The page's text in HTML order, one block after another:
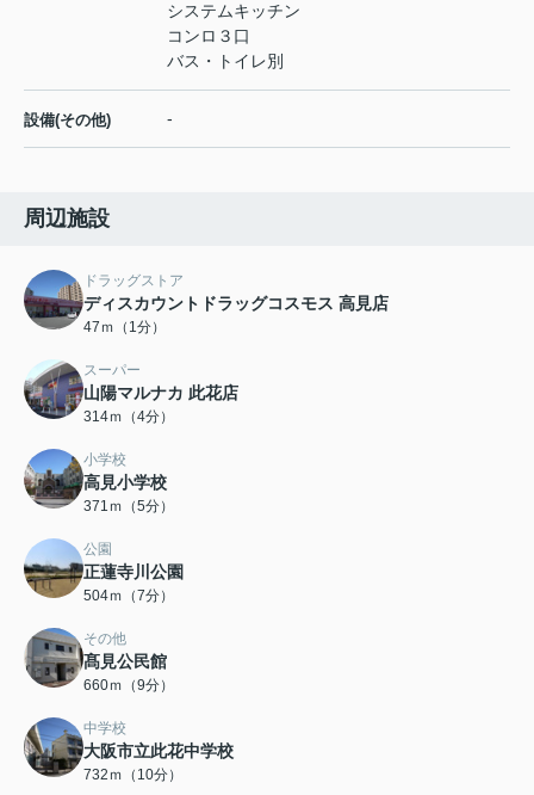
システムキッチン
コンロ３口
バス・トイレ別
設備(その他) -
周辺施設
ドラッグストア
ディスカウントドラッグコスモス 高見店
47ｍ（1分）
スーパー
山陽マルナカ 此花店
314ｍ（4分）
小学校
高見小学校
371ｍ（5分）
公園
正蓮寺川公園
504ｍ（7分）
その他
髙見公民館
660ｍ（9分）
中学校
大阪市立此花中学校
732ｍ（10分）